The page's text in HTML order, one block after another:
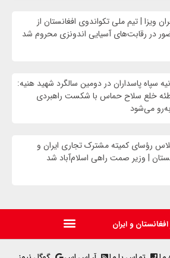
ویزا | تیم ملی تکواندوی افغانستان از
در رقابت‌های آسیایی اندونزی محروم شد
سپاه پاسداران در دومین سالگرد شهید هنیه:
خلع سلاح حماس با شکست راهبردی
می‌شود
رؤسای کمیته مشترک تجاری ایران و
| وزیر صمت راهی اسلام‌آباد شد
و ایران